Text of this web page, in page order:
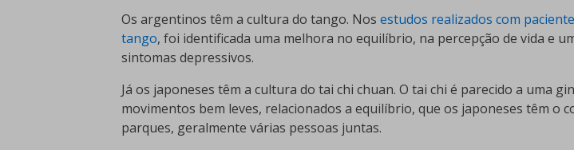
Os argentinos têm a cultura do tango. Nos estudos realizados com
tango, foi identificada uma melhora no equilíbrio, na percepção de vida e
sintomas depressivos.
Já os japoneses têm a cultura do tai chi chuan. O tai chi é parecido a uma
movimentos bem leves, relacionados a equilíbrio, que os japoneses têm o
parques, geralmente várias pessoas juntas.